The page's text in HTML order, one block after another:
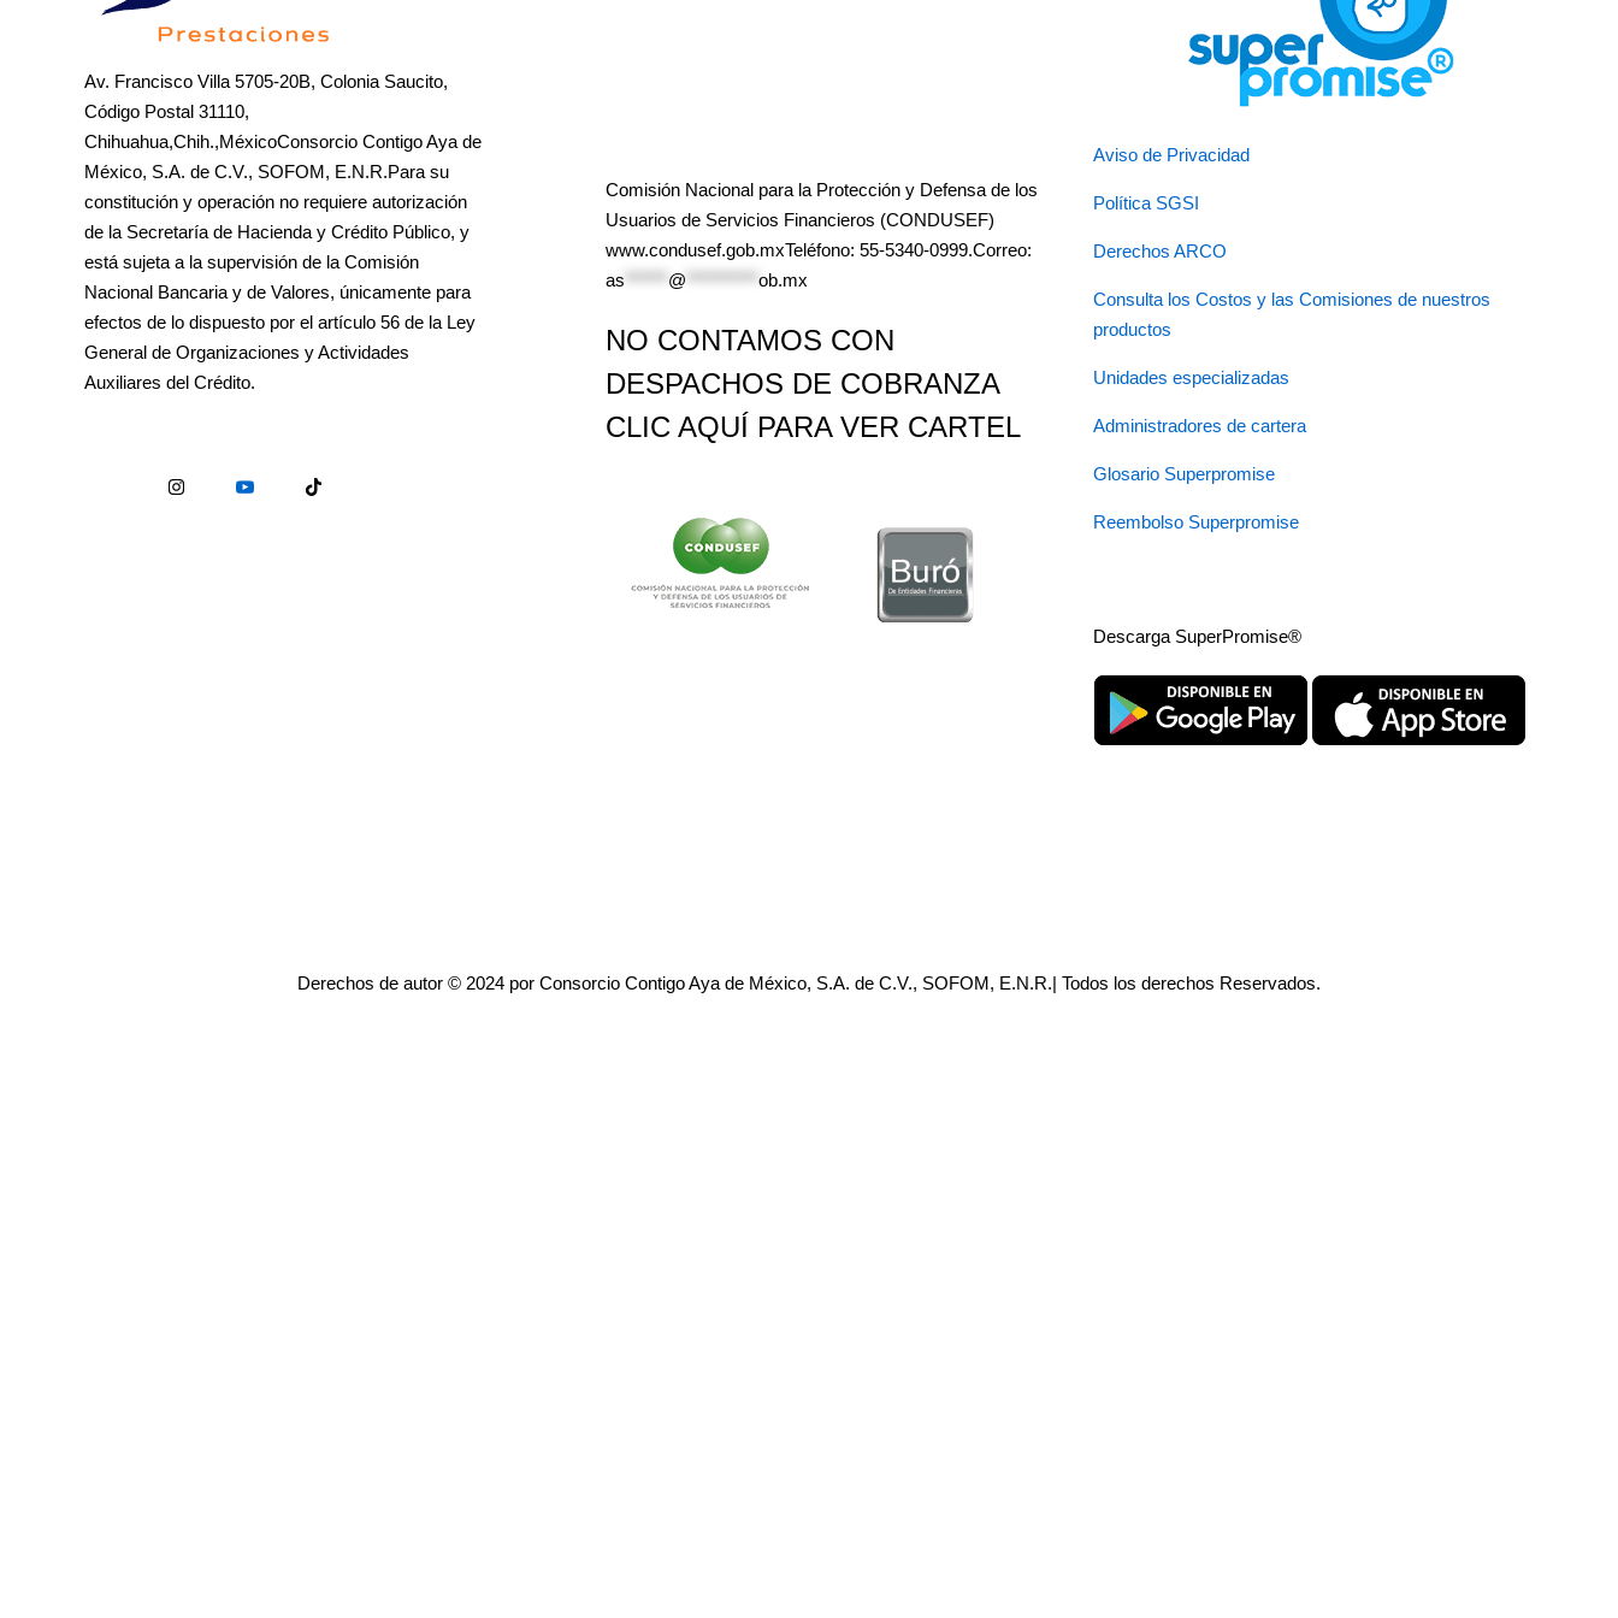
Av. Francisco Villa 5705-20B, Colonia Saucito,
Código Postal 31110,
Chihuahua,Chih.,MéxicoConsorcio Contigo Aya de
México, S.A. de C.V., SOFOM, E.N.R.Para su
constitución y operación no requiere autorización
de la Secretaría de Hacienda y Crédito Público, y
está sujeta a la supervisión de la Comisión
Nacional Bancaria y de Valores, únicamente para
efectos de lo dispuesto por el artículo 56 de la Ley
General de Organizaciones y Actividades
Auxiliares del Crédito.
Comisión Nacional para la Protección y Defensa de los
Usuarios de Servicios Financieros (CONDUSEF)
www.condusef.gob.mxTeléfono: 55-5340-0999.Correo:
as
@ ob.mx
NO CONTAMOS CON
DESPACHOS DE COBRANZA
CLIC AQUÍ PARA VER CARTEL
Aviso de Privacidad
Política SGSI
Derechos ARCO
Consulta los Costos y las Comisiones de nuestros
productos
Unidades especializadas
Administradores de cartera
Glosario Superpromise
Reembolso Superpromise
Descarga SuperPromise®
Derechos de autor © 2024 por Consorcio Contigo Aya de México, S.A. de C.V., SOFOM, E.N.R.| Todos los derechos Reservados.